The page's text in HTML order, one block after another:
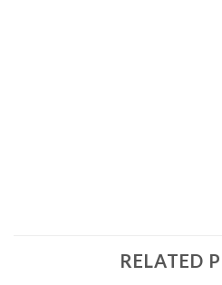
RELATED